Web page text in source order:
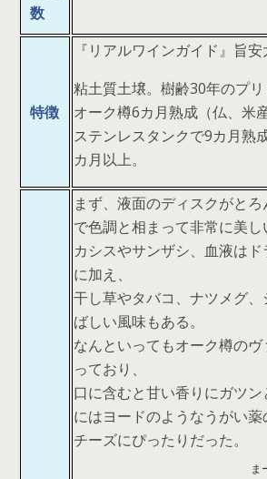
数
特徴
『リアルワインガイド』旨
粘土質土壌。樹齢30年のプリ
オーク樽6カ月熟成（仏、米
ステンレスタンクで9カ月熟
カ月以上。
まず、液面のディスクがと
で色調と相まって非常に美し
カシスやサンザシ、血液はド
に加え、
干し草やタバコ、ナツメグ
ばしい風味もある。
なんといってもオーク樽の
っており、
口に含むと甘い香りにガツ
にはヨードのようなうがい薬
チーズにぴったりだった。
ま